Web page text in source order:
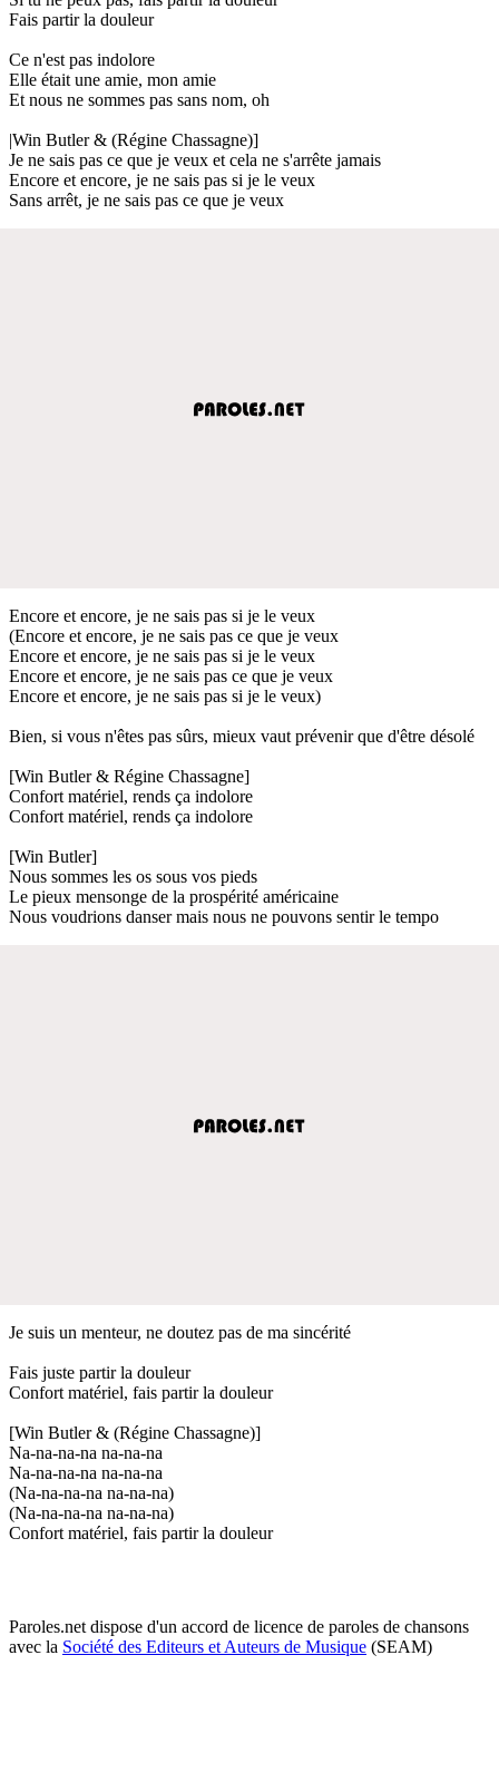
Fais partir la douleur
Ce n'est pas indolore
Elle était une amie, mon amie
Et nous ne sommes pas sans nom, oh
|Win Butler & (Régine Chassagne)]
Je ne sais pas ce que je veux et cela ne s'arrête jamais
Encore et encore, je ne sais pas si je le veux
Sans arrêt, je ne sais pas ce que je veux
Encore et encore, je ne sais pas si je le veux
(Encore et encore, je ne sais pas ce que je veux
Encore et encore, je ne sais pas si je le veux
Encore et encore, je ne sais pas ce que je veux
Encore et encore, je ne sais pas si je le veux)
Bien, si vous n'êtes pas sûrs, mieux vaut prévenir que d'être désolé
[Win Butler & Régine Chassagne]
Confort matériel, rends ça indolore
Confort matériel, rends ça indolore
[Win Butler]
Nous sommes les os sous vos pieds
Le pieux mensonge de la prospérité américaine
Nous voudrions danser mais nous ne pouvons sentir le tempo
Je suis un menteur, ne doutez pas de ma sincérité
Fais juste partir la douleur
Confort matériel, fais partir la douleur
[Win Butler & (Régine Chassagne)]
Na-na-na-na na-na-na
Na-na-na-na na-na-na
(Na-na-na-na na-na-na)
(Na-na-na-na na-na-na)
Confort matériel, fais partir la douleur
Paroles.net dispose d'un accord de licence de paroles de chansons
avec la Société des Editeurs et Auteurs de Musique (SEAM)